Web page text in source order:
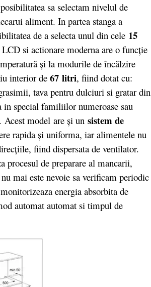
sa selectam nivelul de
aliment. In partea stanga a
de a selecta unul din cele 15
si actionare moderna are o funcţie
şi la modurile de încălzire
interior de 67 litri, fiind dotat cu:
tava pentru dulciuri si gratar din
special familiilor numeroase sau
Acest model are şi un sistem de
rapida şi uniforma, iar alimentele nu
fiind dispersata de ventilator.
procesul de preparare al mancarii,
mai este nevoie sa verificam periodic
energia absorbita de
automat automat si timpul de